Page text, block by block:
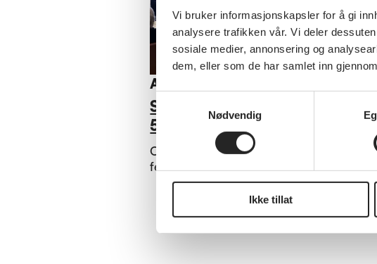
Vi bruker informasjonskapsler for å gi
analysere trafikken vår. Vi deler
sosiale medier, annonsering og
dem, eller som de har samlet inn
Samtykkevalg
Nødvendig
Ikke tillat
Annet
Surnadal Pensjonistlag
50 år.
Onsdag, 26.02.25 var det stor
feiring